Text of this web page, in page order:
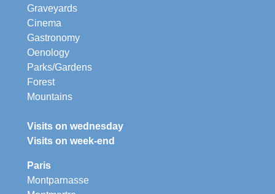
Graveyards
Cinema
Gastronomy
Oenology
Parks/Gardens
Forest
Mountains
Visits on wednesday
Visits on week-end
Paris
Montparnasse